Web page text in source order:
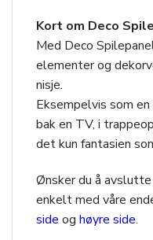
Kort om Deco
Med Deco
elementer og
nisje.
Eksempelvis som
bak en TV, i
det kun fantasien
Ønsker du å
enkelt med våre
side og høyre side.